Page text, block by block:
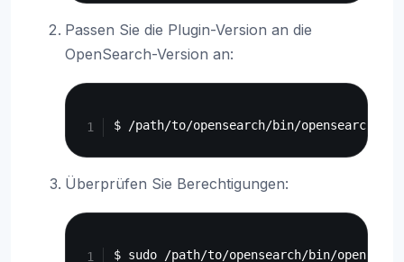
Passen Sie die Plugin-Version an die
OpenSearch-Version an:
Überprüfen Sie Berechtigungen: